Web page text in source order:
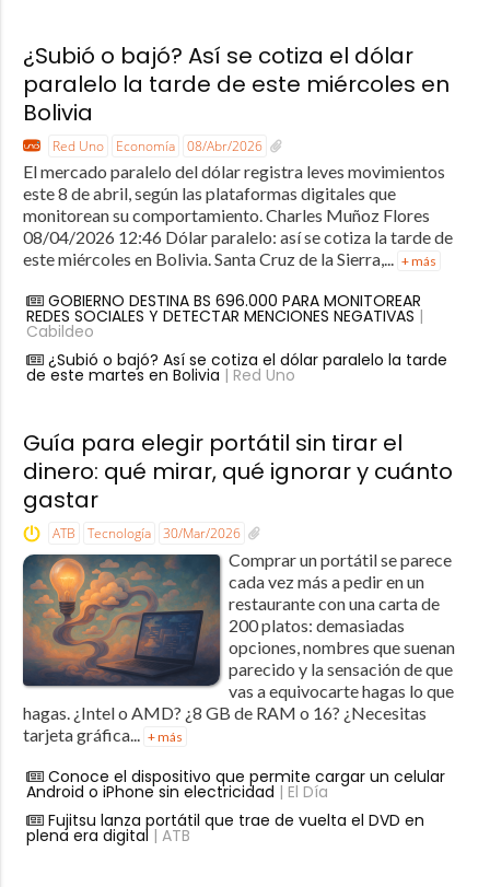
¿Subió o bajó? Así se cotiza el dólar
paralelo la tarde de este miércoles en
Bolivia
Red Uno Economía 08/Abr/2026
El mercado paralelo del dólar registra leves movimientos
este 8 de abril, según las plataformas digitales que
monitorean su comportamiento. Charles Muñoz Flores
08/04/2026 12:46 Dólar paralelo: así se cotiza la tarde de
este miércoles en Bolivia. Santa Cruz de la Sierra,... + más
GOBIERNO DESTINA BS 696.000 PARA MONITOREAR
REDES SOCIALES Y DETECTAR MENCIONES NEGATIVAS |
Cabildeo
¿Subió o bajó? Así se cotiza el dólar paralelo la tarde
de este martes en Bolivia | Red Uno
Guía para elegir portátil sin tirar el
dinero: qué mirar, qué ignorar y cuánto
gastar
ATB Tecnología 30/Mar/2026
Comprar un portátil se parece
cada vez más a pedir en un
restaurante con una carta de
200 platos: demasiadas
opciones, nombres que suenan
parecido y la sensación de que
vas a equivocarte hagas lo que
hagas. ¿Intel o AMD? ¿8 GB de RAM o 16? ¿Necesitas
tarjeta gráfica... + más
Conoce el dispositivo que permite cargar un celular
Android o iPhone sin electricidad | El Día
Fujitsu lanza portátil que trae de vuelta el DVD en
plena era digital| ATB